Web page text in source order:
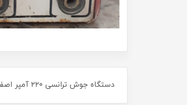
دستگاه جوش ترانسی ۲۲۰ آمپر اصفهان میلر تمام مس سنگین کار بسیار تمیز و کم کارکرد در حد نو (استوک)